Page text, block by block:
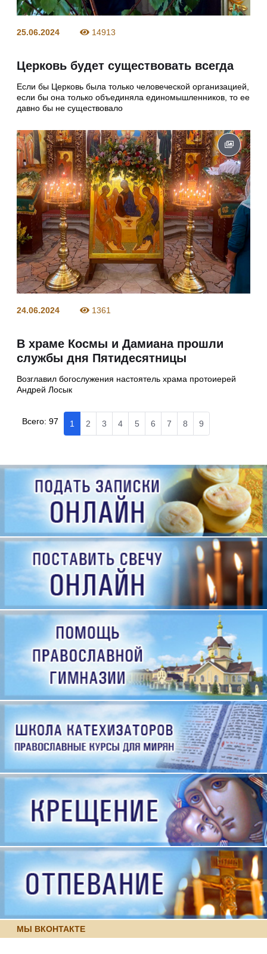
25.06.2024 14913
Церковь будет существовать всегда
Если бы Церковь была только человеческой организацией,
если бы она только объединяла единомышленников, то ее
давно бы не существовало
24.06.2024 1361
В храме Космы и Дамиана прошли
службы дня Пятидесятницы
Возглавил богослужения настоятель храма протоиерей
Андрей Лосык
Всего:97 1 2 3 4 5 6 7 8 9
МЫ ВКОНТАКТЕ